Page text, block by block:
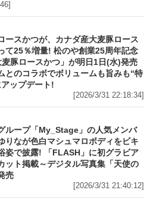
ースかつが、カナダ産大麦豚ロース
て25％増量! 松のや創業25周年記念
豚ロースかつ」が明日1日(水)発売
とのコラボでボリュームも旨みも“特
ップデート!
[2026/3/31 22:18:34]
ループ「My_Stage」の人気メンバ
りなが色白マシュマロボディをビキ
姿で披露! 「FLASH」に初グラビア
ット掲載～デジタル写真集「天使の
売
[2026/3/31 21:40:12]